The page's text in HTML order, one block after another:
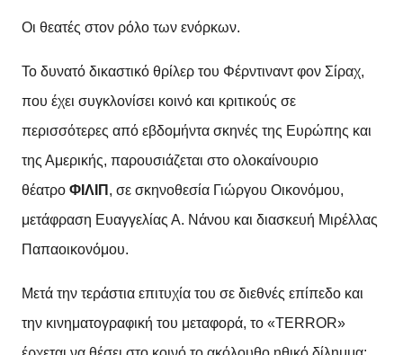
Οι θεατές στον ρόλο των ενόρκων.
Το δυνατό δικαστικό θρίλερ του Φέρντιναντ φον Σίραχ,
που έχει συγκλονίσει κοινό και κριτικούς σε
περισσότερες από εβδομήντα σκηνές της Ευρώπης και
της Αμερικής, παρουσιάζεται στο ολοκαίνουριο
θέατρο ΦΙΛΙΠ , σε σκηνοθεσία Γιώργου Οικονόμου,
μετάφραση Ευαγγελίας Α. Νάνου και διασκευή Μιρέλλας
Παπαοικονόμου.
Μετά την τεράστια επιτυχία του σε διεθνές επίπεδο και
την κινηματογραφική του μεταφορά, το «TERROR»